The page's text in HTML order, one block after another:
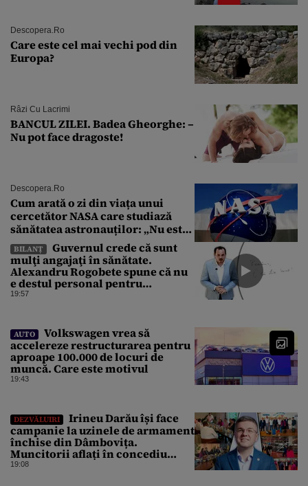
Descopera.ro
Care este cel mai vechi pod din
Europa?
Râzi Cu Lacrimi
BANCUL ZILEI. Badea Gheorghe: –
Nu pot face dragoste!
Descopera.ro
Cum arată o zi din viața unui
cercetător NASA care studiază
sănătatea astronauților: „Nu este
o știință complicată”
BILANȚ
Guvernul crede că sunt
mulţi angajaţi în sănătate.
Alexandru Rogobete spune că nu
e destul personal pentru
combaterea infecţiilor
19:57
AUTO
Volkswagen vrea să
accelereze restructurarea pentru
aproape 100.000 de locuri de
muncă. Care este motivul
19:43
DEZVĂLUIRI
Irineu Darău își face
campanie la uzinele de armament
închise din Dâmbovița.
Muncitorii aflați în concediu
forțat din cauza lipsei comenzilor
19:08